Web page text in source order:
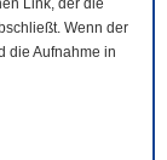
Link, der die
Wenn der
die Aufnahme in